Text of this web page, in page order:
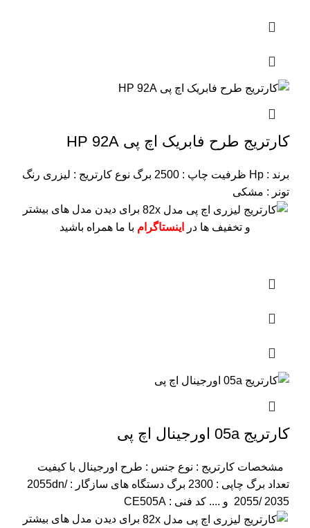
کارتریج طرح فابریک اچ پی HP 92A
برند : Hp ظرفیت چاپ : 2500 برگ نوع کارتریج : لیزری رنگ
تونر : مشکی
برای دیدن مدل های بیشتر
و تخفیف ها در
اینستاگرام با ما همراه باشید
کارتریج 05a اورجینال اچ پی
مشخصات کارتریج : نوع جنس : طرح اورجینال با کیفیت
تعداد برگ چاپی : 2300 برگ
دستگاه های سازگار : 2055dn/
2055/ 2035 و ....
کد فنی : CE505A
برای دیدن مدل های بیشتر